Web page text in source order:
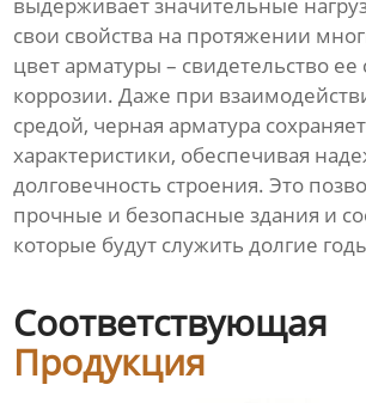
выдерживает значительные
свои свойства на протяжении
цвет арматуры – свидетельство ее
коррозии. Даже при
средой, черная арматура
характеристики, обеспечивая
долговечность строения. Это
прочные и безопасные здания и
которые будут служить долгие
Соответствующая
Продукция